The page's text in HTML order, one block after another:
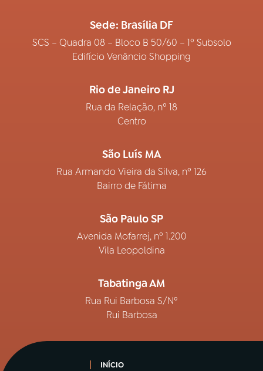
Sede: Brasília DF
SCS – Quadra 08 – Bloco B 50/60 – 1º Subsolo
Edifício Venâncio Shopping
Rio de Janeiro RJ
Rua da Relação, nº 18
Centro
São Luís MA
Rua Armando Vieira da Silva, nº 126
Bairro de Fátima
São Paulo SP
Avenida Mofarrej, nº 1.200
Vila Leopoldina
Tabatinga AM
Rua Rui Barbosa S/Nº
Rui Barbosa
INÍCIO